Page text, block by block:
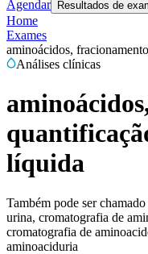
Agendar Resultados de
Home
Exames
aminoácidos,
Análises clínicas
líquida
Também pode ser chamado
urina, cromatografia de
cromatografia de
aminoaciduria